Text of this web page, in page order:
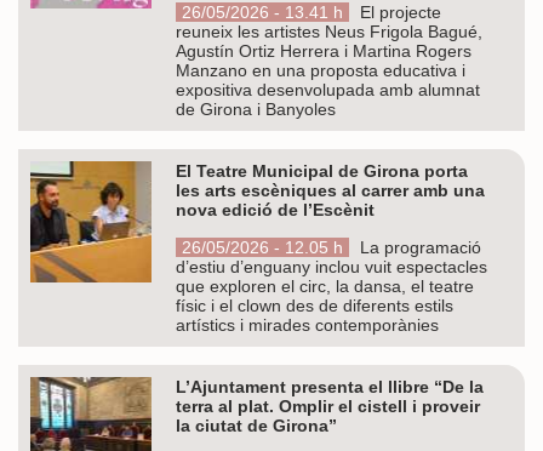
26/05/2026 - 13.41 h
El projecte
reuneix les artistes Neus Frigola Bagué,
Agustín Ortiz Herrera i Martina Rogers
Manzano en una proposta educativa i
expositiva desenvolupada amb alumnat
de Girona i Banyoles
El Teatre Municipal de Girona porta
les arts escèniques al carrer amb una
nova edició de l’Escènit
26/05/2026 - 12.05 h
La programació
d’estiu d’enguany inclou vuit espectacles
que exploren el circ, la dansa, el teatre
físic i el clown des de diferents estils
artístics i mirades contemporànies
L’Ajuntament presenta el llibre “De la
terra al plat. Omplir el cistell i proveir
la ciutat de Girona”